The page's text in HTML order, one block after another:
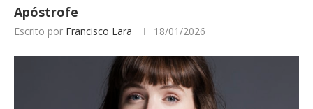
Apóstrofe
Escrito por Francisco Lara 18/01/2026